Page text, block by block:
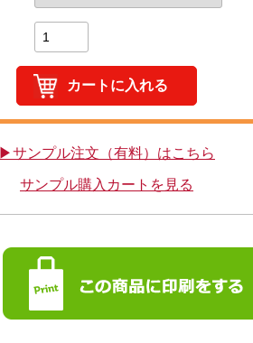
▶サンプル注文（有料）はこちら
サンプル購入カートを見る